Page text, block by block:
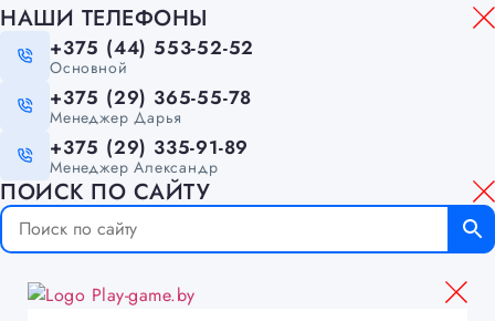
НАШИ ТЕЛЕФОНЫ
+375 (44) 553-52-52
Основной
+375 (29) 365-55-78
Менеджер Дарья
+375 (29) 335-91-89
Менеджер Александр
ПОИСК ПО САЙТУ